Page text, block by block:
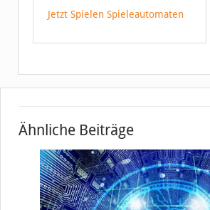
Jetzt Spielen Spieleautomaten
Ähnliche Beiträge